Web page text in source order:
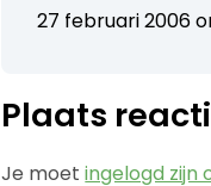
27 februari 2006
Plaats
Je moetingelogd zijn